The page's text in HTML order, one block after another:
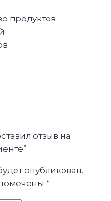
продуктов
отзыв на
опубликован.
*